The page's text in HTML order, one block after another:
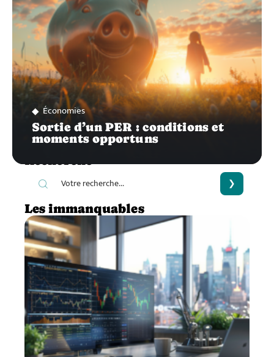
Économies
Sortie d’un PER : conditions et
moments opportuns
Recherche
Les immanquables